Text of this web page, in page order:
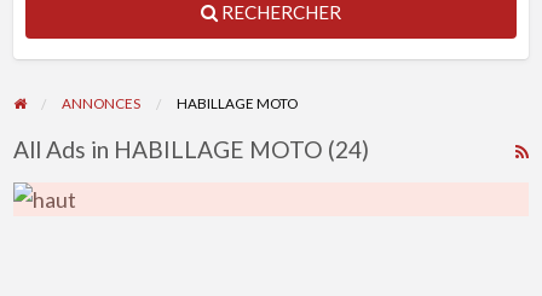
RECHERCHER
ANNONCES HABILLAGE MOTO
All Ads in HABILLAGE MOTO (24)